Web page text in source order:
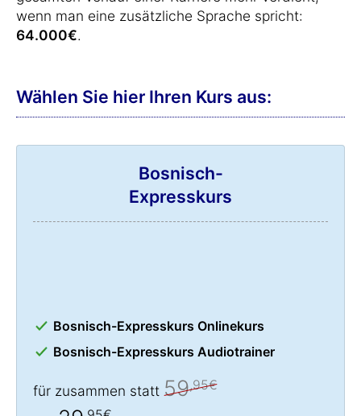
wenn man eine zusätzliche Sprache spricht:
64.000€.
Wählen Sie hier Ihren Kurs aus:
Bosnisch-
Expresskurs
Bosnisch-Expresskurs Onlinekurs
Bosnisch-Expresskurs Audiotrainer
für zusammen statt 59,95€